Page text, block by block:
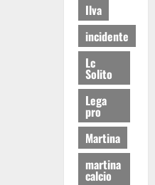
Ilva
incidente
Lc
Solito
Lega
pro
Martina
martina
calcio